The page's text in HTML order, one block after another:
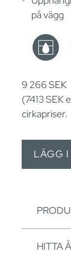
på vägg
9 266SEK
(7413SEK
cirkapriser.
LÄGG
HITTA